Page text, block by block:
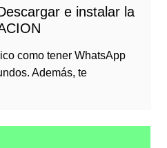
e instalar la
como tener WhatsApp
Además, te